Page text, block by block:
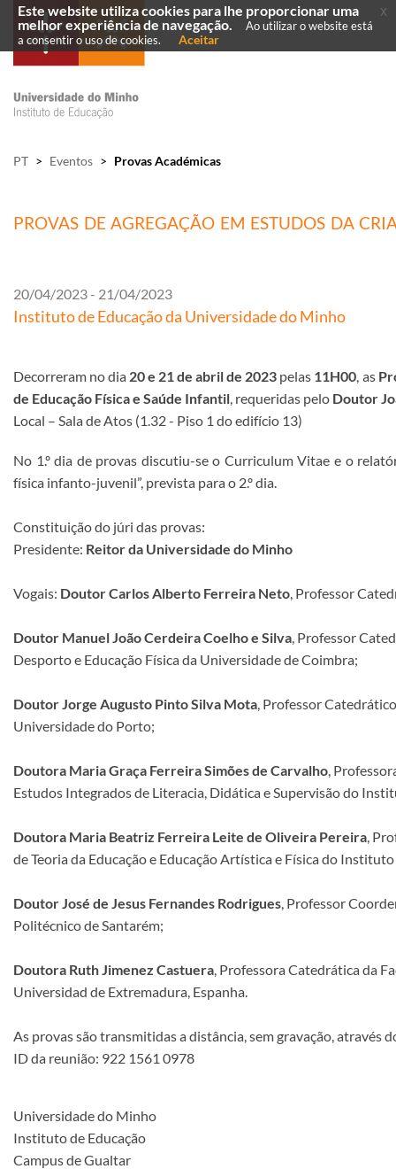
PT > Eventos > Provas Académicas
PROVAS DE AGREGAÇÃO EM ESTUDOS DA
20/04/2023 - 21/04/2023
Instituto de Educação da Universidade do Minho
Decorreram no dia 20 e 21 de abril de 2023 pelas 11H00, as
de Educação Física e Saúde Infantil, requeridas pelo Doutor
Local – Sala de Atos (1.32 - Piso 1 do edifício 13)
No 1.º dia de provas discutiu-se o Curriculum Vitae e o
física infanto-juvenil”, prevista para o 2.º dia.
Constituição do júri das provas:
Presidente: Reitor da Universidade do Minho
Vogais: Doutor Carlos Alberto Ferreira Neto, Professor
Doutor Manuel João Cerdeira Coelho e Silva, Professor
Desporto e Educação Física da Universidade de Coimbra;
Doutor Jorge Augusto Pinto Silva Mota, Professor
Universidade do Porto;
Doutora Maria Graça Ferreira Simões de Carvalho,
Estudos Integrados de Literacia, Didática e Supervisão do
Doutora Maria Beatriz Ferreira Leite de Oliveira Pereira,
de Teoria da Educação e Educação Artística e Física do
Doutor José de Jesus Fernandes Rodrigues, Professor
Politécnico de Santarém;
Doutora Ruth Jimenez Castuera, Professora Catedrática da
Universidad de Extremadura, Espanha.
As provas são transmitidas a distância, sem gravação, através
ID da reunião: 922 1561 0978
Universidade do Minho
Instituto de Educação
Campus de Gualtar
Este website utiliza cookies para lhe proporcionar uma
melhor experiência de navegação.
Ao utilizar o website está
a consentir o uso de cookies.
Aceitar
x